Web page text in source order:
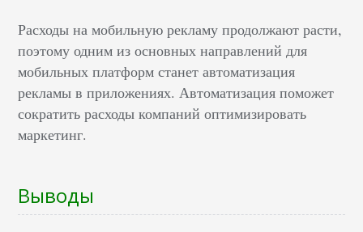
Расходы на мобильную рекламу продолжают расти,
поэтому одним из основных направлений для
мобильных платформ станет автоматизация
рекламы в приложениях. Автоматизация поможет
сократить расходы компаний оптимизировать
маркетинг.
Выводы